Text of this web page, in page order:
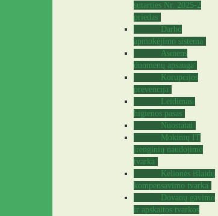
sutarties Nr. 2025-2
priedas
Darbo
apmokėjimo sistema
Asmens
duomenų apsauga
Korupcijos
prevencija
Leidimas-
higienos pasas
Nuostatai
Mokinių IT
įrenginių naudojimo
tvarka
Kelionės išlaidų
kompensavimo tvarka
Dovanų gavimo
ir apskaitos tvarkos